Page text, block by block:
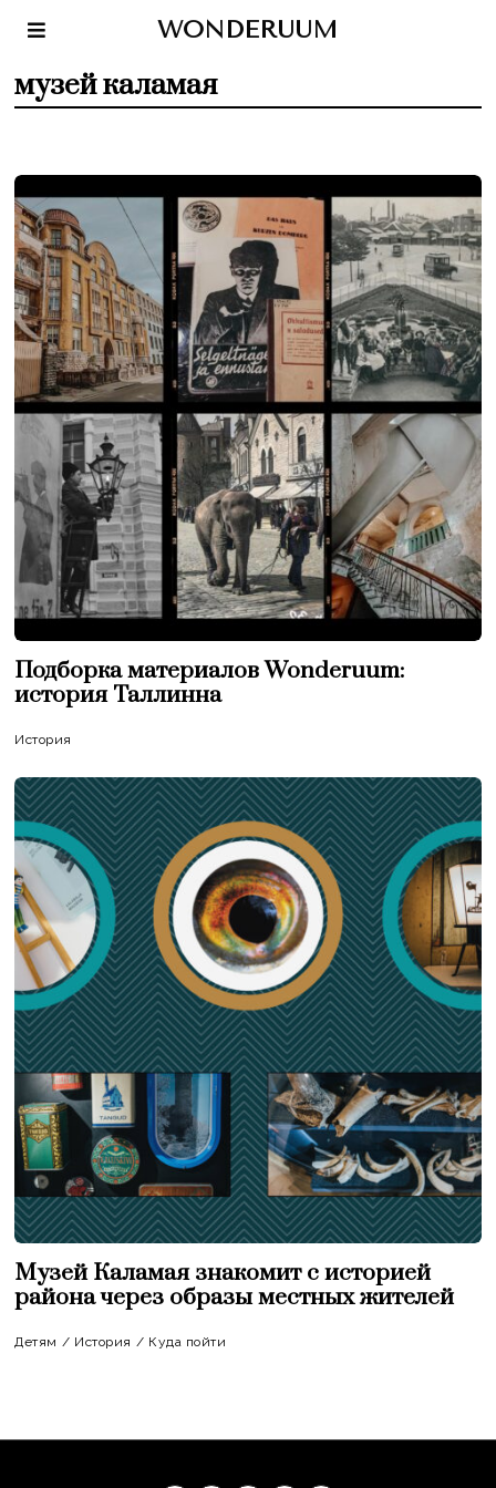
WONDERUUM
музей каламая
Подборка материалов Wonderuum:
история Таллинна
История
Музей Каламая знакомит с историей
района через образы местных жителей
Детям / История / Куда пойти